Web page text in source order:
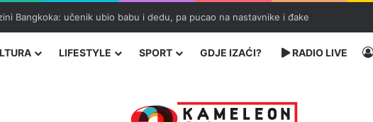
o ratnim traumama i trijumfu života
LIFESTYLE SPORT GDJE IZAĆI? RADIO LIVE